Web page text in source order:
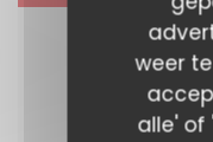
weer
alle' of